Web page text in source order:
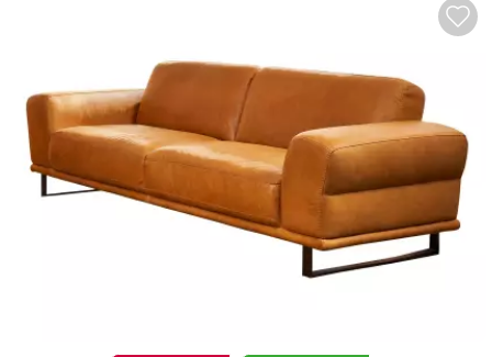
Nachricht*